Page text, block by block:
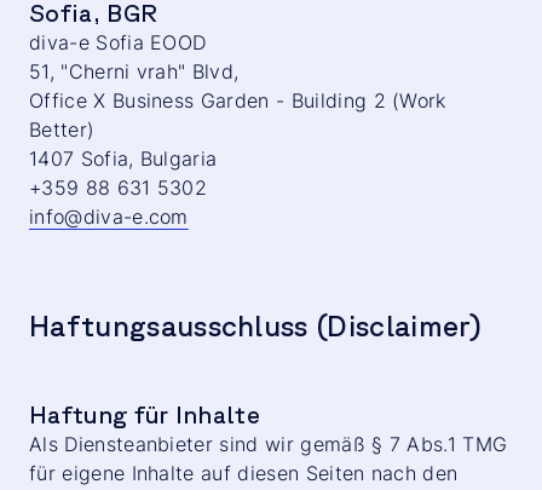
Sofia, BGR
diva-e Sofia EOOD
51, "Cherni vrah" Blvd,
Office X Business Garden - Building 2 (Work
Better)
1407 Sofia, Bulgaria
+359 88 631 5302
info@diva-e.com
Haftungsausschluss (Disclaimer)
Haftung für Inhalte
Als Diensteanbieter sind wir gemäß § 7 Abs.1 TMG
für eigene Inhalte auf diesen Seiten nach den